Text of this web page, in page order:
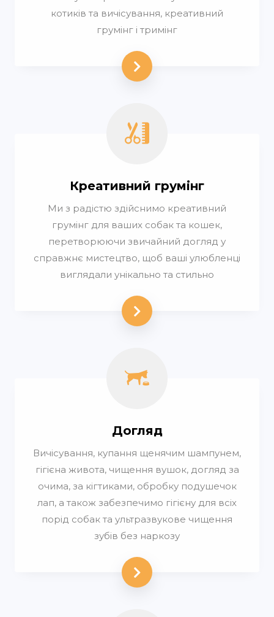
котиків та вичісування, креативний
грумінг і тримінг
Креативний грумінг
Ми з радістю здійснимо креативний
грумінг для ваших собак та кошек,
перетворюючи звичайний догляд у
справжнє мистецтво, щоб ваші улюбленці
виглядали унікально та стильно
Догляд
Вичісування, купання щенячим шампунем,
гігієна живота, чищення вушок, догляд за
очима, за кігтиками, обробку подушечок
лап, а також забезпечимо гігієну для всіх
порід собак та ультразвукове чищення
зубів без наркозу